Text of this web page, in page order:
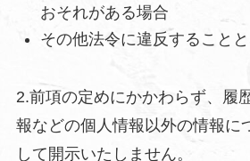
おそれがある場合
その他法令に違反すること
2.前項の定めにかかわらず、履
報などの個人情報以外の情報に
して開示いたしません。